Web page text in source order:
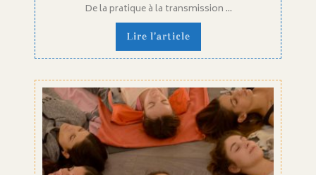
De la pratique à la transmission ...
Lire l'article